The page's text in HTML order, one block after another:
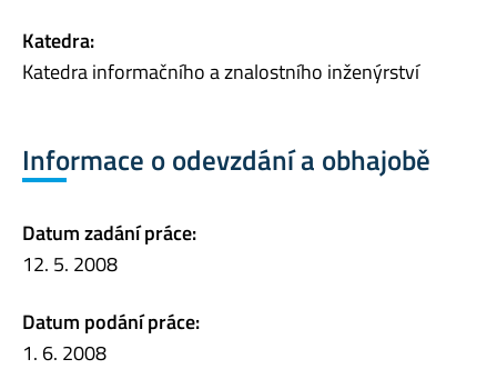
Katedra:
Katedra informačního a znalostního inženýrství
Informace o odevzdání a obhajobě
Datum zadání práce:
12. 5. 2008
Datum podání práce:
1. 6. 2008